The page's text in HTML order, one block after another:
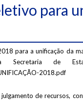
para
para a unificação da
de
2018.pdf
de recursos,